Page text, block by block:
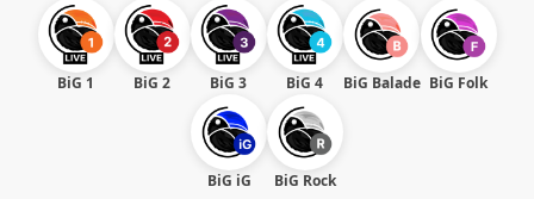
BiG 1 BiG 2 BiG 3 BiG 4 BiG Balade BiG Folk
BiG iG BiG Rock